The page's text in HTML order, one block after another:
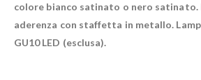
colore bianco satinato o nero satinato.
aderenza con staffetta in metallo.
GU10 LED (esclusa).